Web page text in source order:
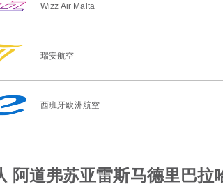
Wizz Air Malta
瑞安航空
西班牙欧洲航空
阿道弗苏亚雷斯马德里巴